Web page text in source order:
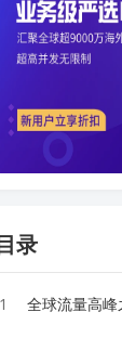
录
1 全球流量高峰